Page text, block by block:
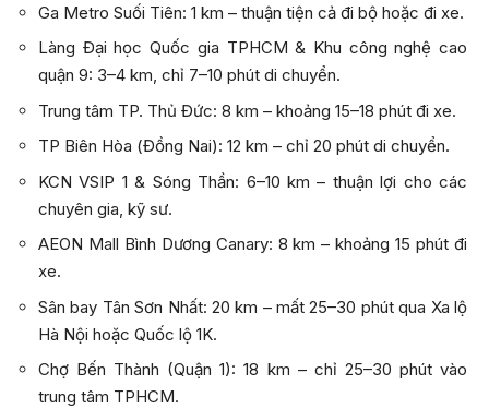
Ga Metro Suối Tiên: 1 km – thuận tiện cả đi bộ hoặc đi xe.
Làng Đại học Quốc gia TPHCM & Khu công nghệ cao
quận 9: 3–4 km, chỉ 7–10 phút di chuyển.
Trung tâm TP. Thủ Đức: 8 km – khoảng 15–18 phút đi xe.
TP Biên Hòa (Đồng Nai): 12 km – chỉ 20 phút di chuyển.
KCN VSIP 1 & Sóng Thần: 6–10 km – thuận lợi cho các
chuyên gia, kỹ sư.
AEON Mall Bình Dương Canary: 8 km – khoảng 15 phút đi
xe.
Sân bay Tân Sơn Nhất: 20 km – mất 25–30 phút qua Xa lộ
Hà Nội hoặc Quốc lộ 1K.
Chợ Bến Thành (Quận 1): 18 km – chỉ 25–30 phút vào
trung tâm TPHCM.